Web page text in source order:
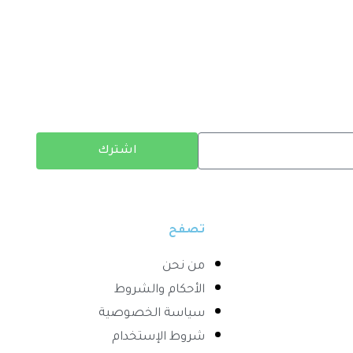
اشترك
تصفح
من نحن
الأحكام والشروط
سياسة الخصوصية
شروط الإستخدام